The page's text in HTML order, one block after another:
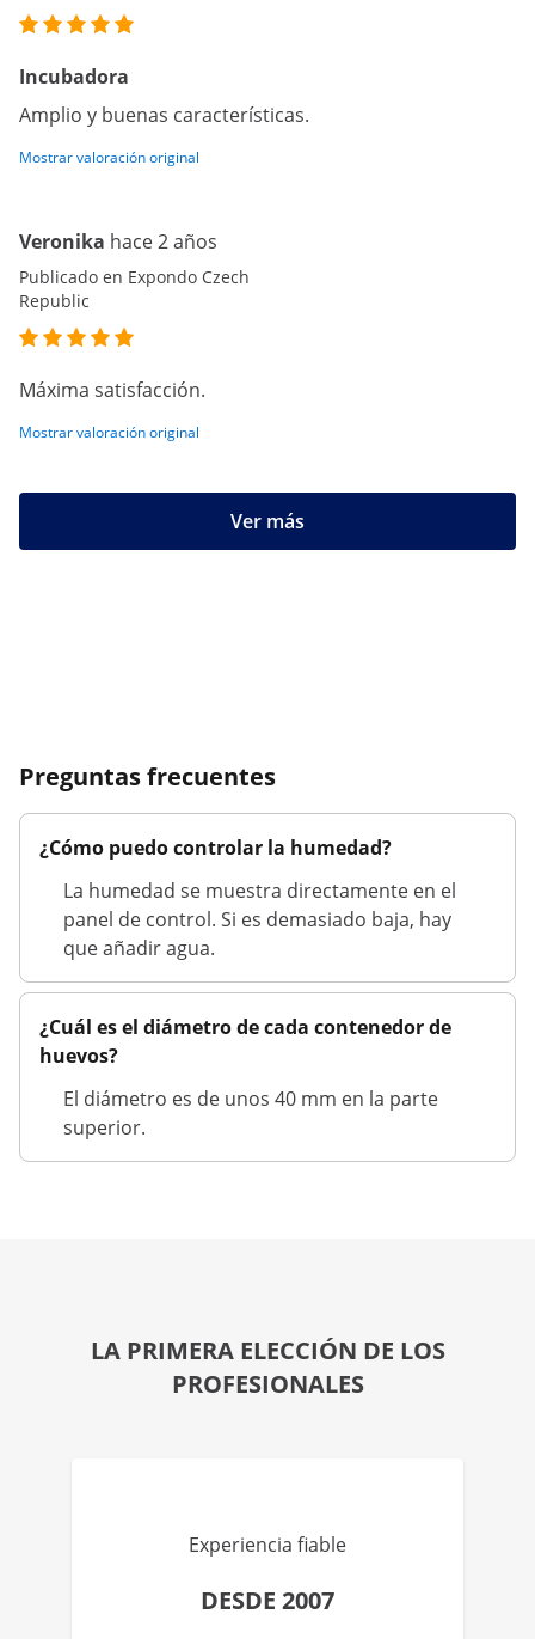
Incubadora
Amplio y buenas características.
Mostrar valoración original
Veronika hace 2 años
Publicado en Expondo Czech
Republic
Máxima satisfacción.
Mostrar valoración original
Ver más
Preguntas frecuentes
¿Cómo puedo controlar la humedad?
La humedad se muestra directamente en el
panel de control. Si es demasiado baja, hay
que añadir agua.
¿Cuál es el diámetro de cada contenedor de
huevos?
El diámetro es de unos 40 mm en la parte
superior.
LA PRIMERA ELECCIÓN DE LOS
PROFESIONALES
Experiencia fiable
DESDE 2007